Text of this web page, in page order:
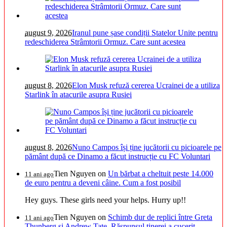
august 9, 2026Iranul pune șase condiții Statelor Unite pentru
redeschiderea Strâmtorii Ormuz. Care sunt acestea
august 8, 2026Elon Musk refuză cererea Ucrainei de a utiliza
Starlink în atacurile asupra Rusiei
august 8, 2026Nuno Campos își ține jucătorii cu picioarele pe
pământ după ce Dinamo a făcut instrucție cu FC Voluntari
11 ani agoTien Nguyen on Un bărbat a cheltuit peste 14.000
de euro pentru a deveni câine. Cum a fost posibil
Hey guys. These girls need your helps. Hurry up!!
11 ani agoTien Nguyen on Schimb dur de replici între Greta